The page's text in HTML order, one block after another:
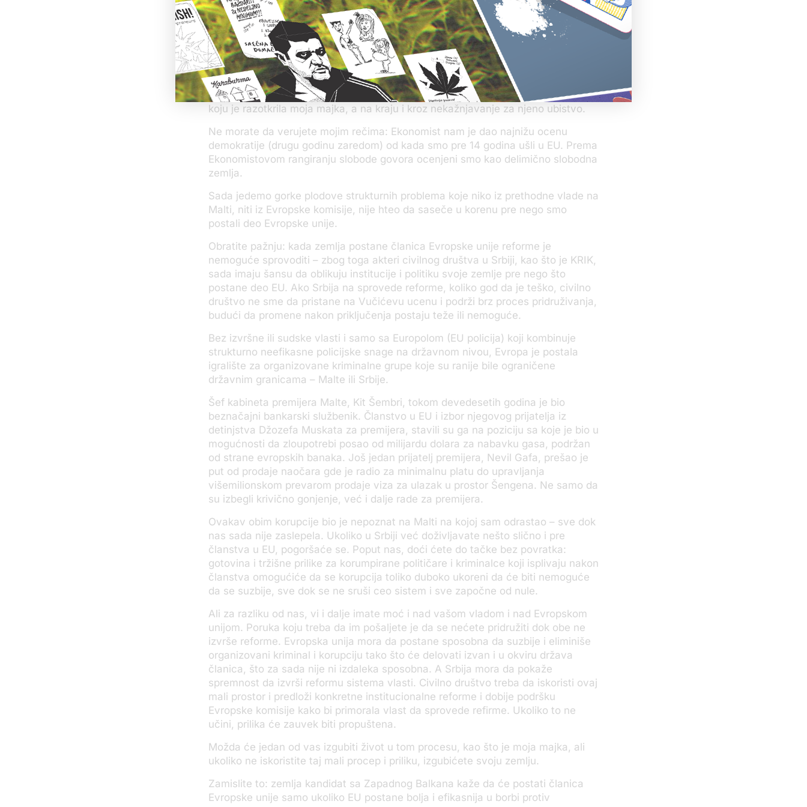
likvidirana u sred dana ispred naše porodične kuće, sa pola kilograma TNT-a
postavljenog ispod sedišta automobila, koji je aktiviran daljinskim upravljačem
dok se vozila u banku kako bi pokušala da dobije pristup svojim računima koje je
zamrznuo ministar ekonomije.
Njeno ubistvo rezultat je iznenadnog, namernog uništenja vladavine prava na
Malti, koje je započelo dolaskom na vlast Džozefa Muskata 2013. godine, prvo
kroz omogućavanje korupcije, potom kroz promovisanje nekažnjivosti korupcije
koju je razotkrila moja majka, a na kraju i kroz nekažnjavanje za njeno ubistvo.
Ne morate da verujete mojim rečima: Ekonomist nam je dao najnižu ocenu
demokratije (drugu godinu zaredom) od kada smo pre 14 godina ušli u EU. Prema
Ekonomistovom rangiranju slobode govora ocenjeni smo kao delimično slobodna
zemlja.
Sada jedemo gorke plodove strukturnih problema koje niko iz prethodne vlade na
Malti, niti iz Evropske komisije, nije hteo da saseče u korenu pre nego smo
postali deo Evropske unije.
Obratite pažnju: kada zemlja postane članica Evropske unije reforme je
nemoguće sprovoditi – zbog toga akteri civilnog društva u Srbiji, kao što je KRIK,
sada imaju šansu da oblikuju institucije i politiku svoje zemlje pre nego što
postane deo EU. Ako Srbija na sprovede reforme, koliko god da je teško, civilno
društvo ne sme da pristane na Vučićevu ucenu i podrži brz proces pridruživanja,
budući da promene nakon priključenja postaju teže ili nemoguće.
Bez izvršne ili sudske vlasti i samo sa Europolom (EU policija) koji kombinuje
strukturno neefikasne policijske snage na državnom nivou, Evropa je postala
igralište za organizovane kriminalne grupe koje su ranije bile ograničene
državnim granicama – Malte ili Srbije.
Šef kabineta premijera Malte, Kit Šembri, tokom devedesetih godina je bio
beznačajni bankarski službenik. Članstvo u EU i izbor njegovog prijatelja iz
detinjstva Džozefa Muskata za premijera, stavili su ga na poziciju sa koje je bio u
mogućnosti da zloupotrebi posao od milijardu dolara za nabavku gasa, podržan
od strane evropskih banaka. Još jedan prijatelj premijera, Nevil Gafa, prešao je
put od prodaje naočara gde je radio za minimalnu platu do upravljanja
višemilionskom prevarom prodaje viza za ulazak u prostor Šengena. Ne samo da
su izbegli krivično gonjenje, već i dalje rade za premijera.
Ovakav obim korupcije bio je nepoznat na Malti na kojoj sam odrastao – sve dok
nas sada nije zaslepela. Ukoliko u Srbiji već doživljavate nešto slično i pre
članstva u EU, pogoršaće se. Poput nas, doći ćete do tačke bez povratka:
gotovina i tržišne prilike za korumpirane političare i kriminalce koji isplivaju nakon
članstva omogućiće da se korupcija toliko duboko ukoreni da će biti nemoguće
da se suzbije, sve dok se ne sruši ceo sistem i sve započne od nule.
Ali za razliku od nas, vi i dalje imate moć i nad vašom vladom i nad Evropskom
unijom. Poruka koju treba da im pošaljete je da se nećete pridružiti dok obe ne
izvrše reforme. Evropska unija mora da postane sposobna da suzbije i eliminiše
organizovani kriminal i korupciju tako što će delovati izvan i u okviru država
članica, što za sada nije ni izdaleka sposobna. A Srbija mora da pokaže
spremnost da izvrši reformu sistema vlasti. Civilno društvo treba da iskoristi ovaj
mali prostor i predloži konkretne institucionalne reforme i dobije podršku
Evropske komisije kako bi primorala vlast da sprovede refirme. Ukoliko to ne
učini, prilika će zauvek biti propuštena.
Možda će jedan od vas izgubiti život u tom procesu, kao što je moja majka, ali
ukoliko ne iskoristite taj mali procep i priliku, izgubićete svoju zemlju.
Zamislite to: zemlja kandidat sa Zapadnog Balkana kaže da će postati članica
Evropske unije samo ukoliko EU postane bolja i efikasnija u borbi protiv